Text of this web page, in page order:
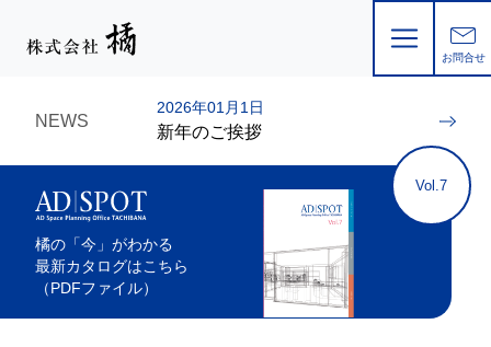
お問合せ
Learn More
Learn More
Learn More
AD SPOT x SUKIWA
Luxewa
YUKA FUJIWARA
COLLABORATION
EVENT
Learn More
Rental New Products/Antique Furniture
PIERRE JEANNERET
Learn More
ERICO ANDO
COLLABORATION
EVENT
Learn More
TOMOAKI MURAYAMA
COLLABORATION
EVENT
Learn More
TRADMAN’S BONSAI
Collaboration event
Learn More
NEWS
2026年01月1日
新年のご挨拶
Vol.7
橘の「今」がわかる
最新カタログはこちら
（PDFファイル）